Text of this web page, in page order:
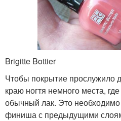
Brigitte Bottier
Чтобы покрытие прослужило
краю ногтя немного места,
обычный лак. Это
финиша с предыдущими